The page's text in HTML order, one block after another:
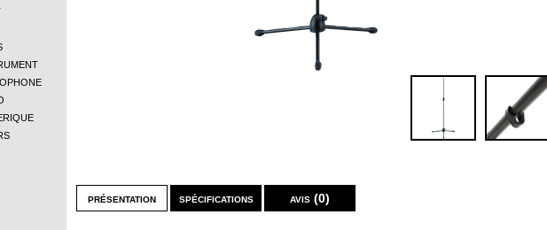
présentation spécifications avis (0)